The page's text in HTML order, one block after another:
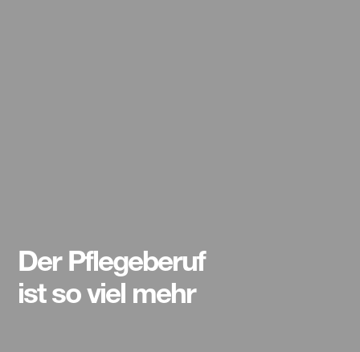
Der Pflegeberuf
ist so viel mehr